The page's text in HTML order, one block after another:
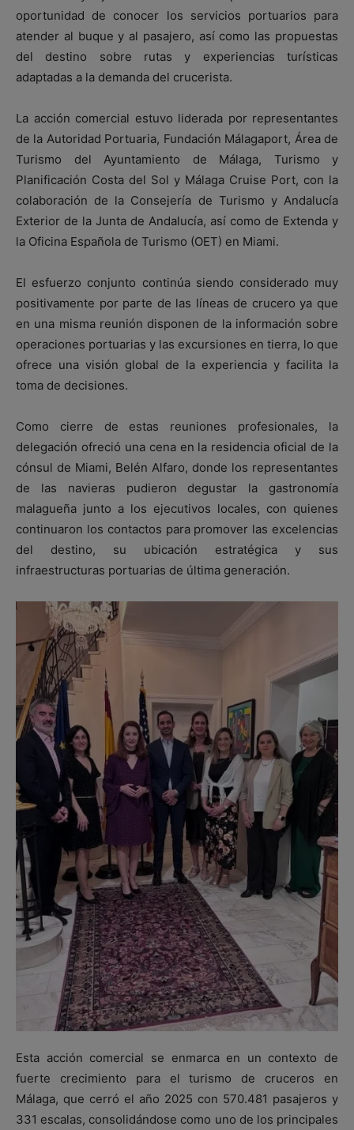
oportunidad de conocer los servicios portuarios para
atender al buque y al pasajero, así como las propuestas
del destino sobre rutas y experiencias turísticas
adaptadas a la demanda del crucerista.
La acción comercial estuvo liderada por representantes
de la Autoridad Portuaria, Fundación Málagaport, Área de
Turismo del Ayuntamiento de Málaga, Turismo y
Planificación Costa del Sol y Málaga Cruise Port, con la
colaboración de la Consejería de Turismo y Andalucía
Exterior de la Junta de Andalucía, así como de Extenda y
la Oficina Española de Turismo (OET) en Miami.
El esfuerzo conjunto continúa siendo considerado muy
positivamente por parte de las líneas de crucero ya que
en una misma reunión disponen de la información sobre
operaciones portuarias y las excursiones en tierra, lo que
ofrece una visión global de la experiencia y facilita la
toma de decisiones.
Como cierre de estas reuniones profesionales, la
delegación ofreció una cena en la residencia oficial de la
cónsul de Miami, Belén Alfaro, donde los representantes
de las navieras pudieron degustar la gastronomía
malagueña junto a los ejecutivos locales, con quienes
continuaron los contactos para promover las excelencias
del destino, su ubicación estratégica y sus
infraestructuras portuarias de última generación.
Esta acción comercial se enmarca en un contexto de
fuerte crecimiento para el turismo de cruceros en
Málaga, que cerró el año 2025 con 570.481 pasajeros y
331 escalas, consolidándose como uno de los principales